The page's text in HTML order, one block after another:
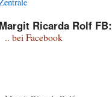
Margit Ricarda Rolf FB:
.. bei Facebook